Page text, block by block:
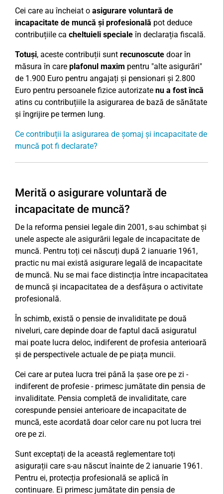
Cei care au încheiat o asigurare voluntară de
incapacitate de muncă și profesională pot deduce
contribuțiile ca cheltuieli specialeîn declarația fiscală.
Totuși, aceste contribuții sunt recunoscute doar în
măsura în care plafonul maxim pentru "alte asigurări"
de 1.900 Euro pentru angajați și pensionari și 2.800
Euro pentru persoanele fizice autorizate nu a fost încă
atins cu contribuțiile la asigurarea de bază de sănătate
și îngrijire pe termen lung.
Ce contribuții la asigurarea de șomaj și incapacitate de
muncă pot fi declarate?
Merită o asigurare voluntară de
incapacitate de muncă?
De la reforma pensiei legale din 2001, s-au schimbat și
unele aspecte ale asigurării legale de incapacitate de
muncă. Pentru toți cei născuți după 2 ianuarie 1961,
practic nu mai există asigurare legală de incapacitate
de muncă. Nu se mai face distincția între incapacitatea
de muncă și incapacitatea de a desfășura o activitate
profesională.
În schimb, există o pensie de invaliditate pe două
niveluri, care depinde doar de faptul dacă asiguratul
mai poate lucra deloc, indiferent de profesia anterioară
și de perspectivele actuale de pe piața muncii.
Cei care ar putea lucra trei până la șase ore pe zi -
indiferent de profesie - primesc jumătate din pensia de
invaliditate. Pensia completă de invaliditate, care
corespunde pensiei anterioare de incapacitate de
muncă, este acordată doar celor care nu pot lucra trei
ore pe zi.
Sunt exceptați de la această reglementare toți
asigurații care s-au născut înainte de 2 ianuarie 1961.
Pentru ei, protecția profesională se aplică în
continuare. Ei primesc jumătate din pensia de